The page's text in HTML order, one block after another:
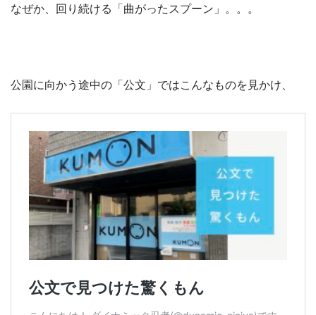
なぜか、回り続ける「曲がったスプーン」。。。
公園に向かう途中の「公文」ではこんなものを見かけ、